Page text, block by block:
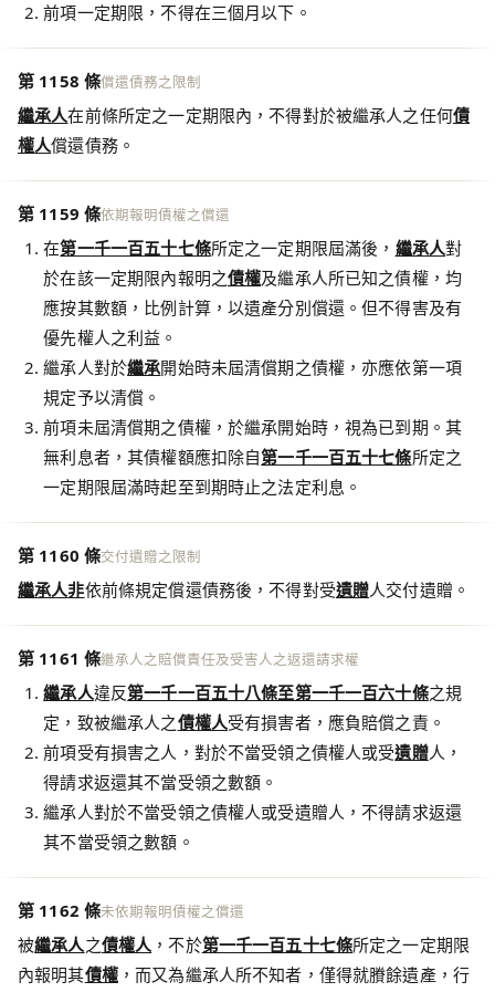
前項一定期限，不得在三個月以下。
第 1158 條償還債務之限制
繼承人在前條所定之一定期限內，不得對於被繼承人之任何債
權人償還債務。
第 1159 條依期報明債權之償還
在第一千一百五十七條所定之一定期限屆滿後， 繼承人對
於在該一定期限內報明之債權及繼承人所已知之債權，均
應按其數額，比例計算，以遺產分別償還。但不得害及有
優先權人之利益。
繼承人對於繼承開始時未屆清償期之債權，亦應依第一項
規定予以清償。
前項未屆清償期之債權，於繼承開始時，視為已到期。其
無利息者，其債權額應扣除自第一千一百五十七條所定之
一定期限屆滿時起至到期時止之法定利息。
第 1160 條交付遺贈之限制
繼承人非依前條規定償還債務後，不得對受遺贈人交付遺贈。
第 1161 條繼承人之賠償責任及受害人之返還請求權
繼承人違反第一千一百五十八條至第一千一百六十條之規
定，致被繼承人之債權人受有損害者，應負賠償之責。
前項受有損害之人，對於不當受領之債權人或受遺贈人，
得請求返還其不當受領之數額。
繼承人對於不當受領之債權人或受遺贈人，不得請求返還
其不當受領之數額。
第 1162 條未依期報明債權之償還
被繼承人之債權人，不於第一千一百五十七條所定之一定期限
內報明其債權，而又為繼承人所不知者，僅得就賸餘遺產，行